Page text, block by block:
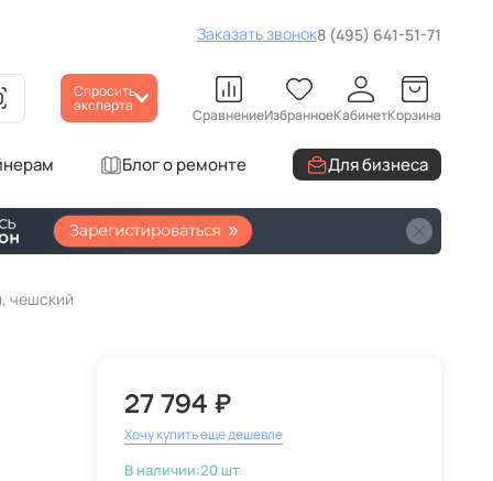
Заказать звонок8 (495) 641-51-71
Спросить
эксперта СравнениеИзбранноеКабинетКорзина
Блог о ремонте Для бизнеса
чешский
27 794 ₽
Хочу купить еще дешевле
В наличии:20 шт